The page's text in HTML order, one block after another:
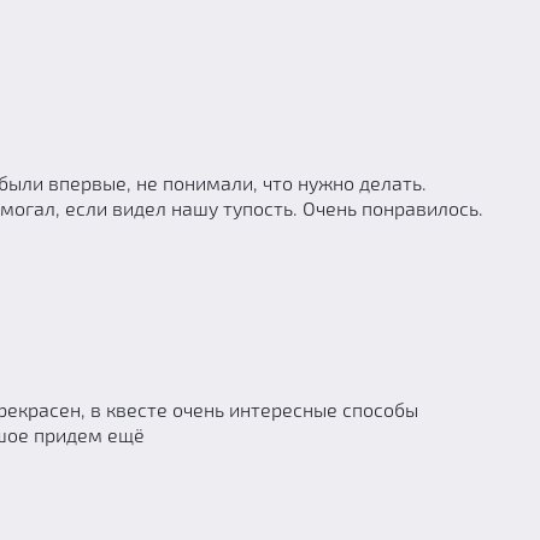
впервые, не понимали, что нужно делать.
если видел нашу тупость. Очень понравилось.